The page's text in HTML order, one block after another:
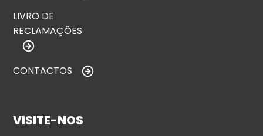
LIVRO DE
RECLAMAÇÕES
CONTACTOS
VISITE-NOS